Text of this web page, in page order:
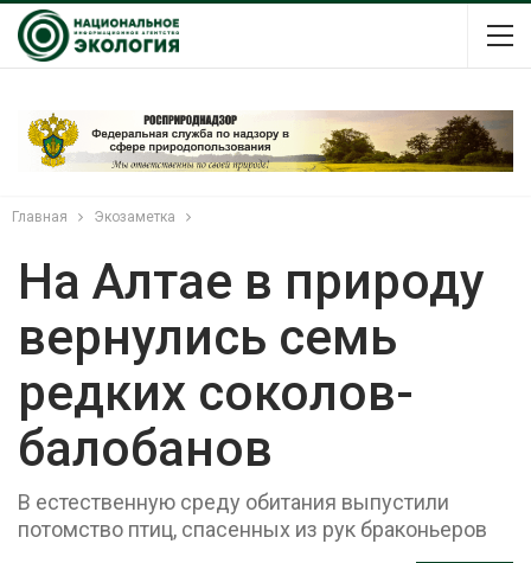
Главная Экозаметка
На Алтае в природу
вернулись семь
редких соколов-
балобанов
В естественную среду обитания выпустили
потомство птиц, спасенных из рук браконьеров